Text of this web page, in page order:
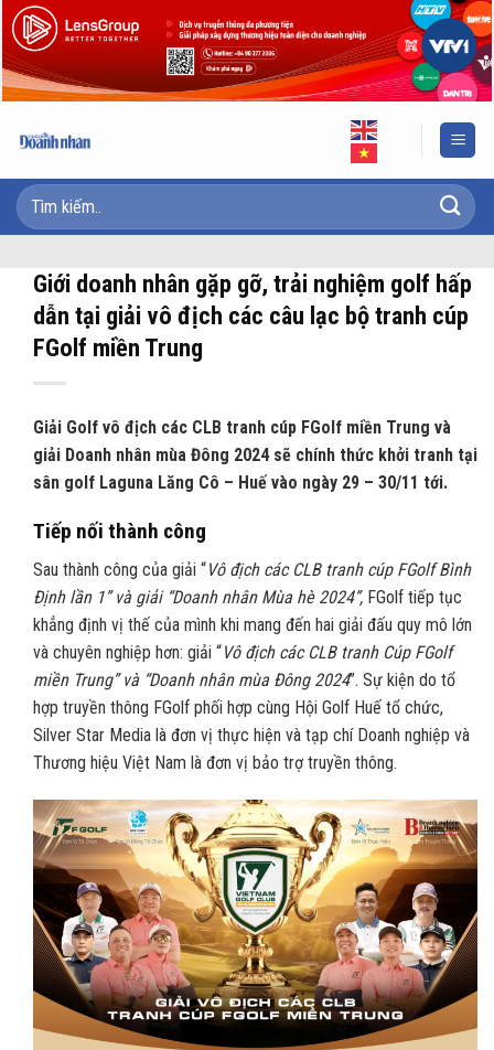
Skip
to
content
Giới doanh nhân gặp gỡ, trải nghiệm golf hấp
dẫn tại giải vô địch các câu lạc bộ tranh cúp
FGolf miền Trung
Giải Golf vô địch các CLB tranh cúp FGolf miền Trung và
giải Doanh nhân mùa Đông 2024 sẽ chính thức khởi tranh tại
sân golf Laguna Lăng Cô – Huế vào ngày 29 – 30/11 tới.
Tiếp nối thành công
Sau thành công của giải “Vô địch các CLB tranh cúp FGolf Bình
Định lần 1” và giải “Doanh nhân Mùa hè 2024”, FGolf tiếp tục
khẳng định vị thế của mình khi mang đến hai giải đấu quy mô lớn
và chuyên nghiệp hơn: giải “Vô địch các CLB tranh Cúp FGolf
miền Trung” và “Doanh nhân mùa Đông 2024”. Sự kiện do tổ
hợp truyền thông FGolf phối hợp cùng Hội Golf Huế tổ chức,
Silver Star Media là đơn vị thực hiện và tạp chí Doanh nghiệp và
Thương hiệu Việt Nam là đơn vị bảo trợ truyền thông.